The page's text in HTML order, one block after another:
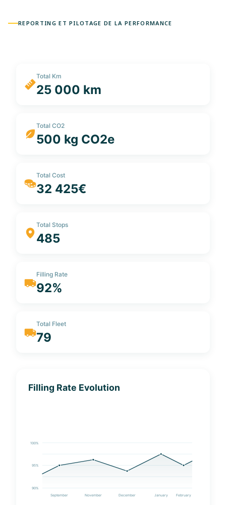
REPORTING ET PILOTAGE DE LA PERFORMANCE
Total Km
25 000 km
Total CO2
500 kg CO2e
Total Cost
32 425€
Total Stops
485
Filling Rate
92%
Total Fleet
79
Filling Rate Evolution
100%
95%
90%
September
November December January February